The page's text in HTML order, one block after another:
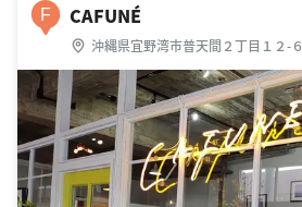
F CAFUNÉ
沖縄県宜野湾市普天間２丁目１２-６